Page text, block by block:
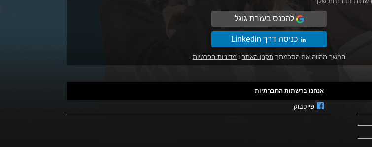
להכנס בעזרת גוגל
כניסה דרך Linkedin
המשך מהווה את הסכמתך תקנון האתר ו מדיניות הפרטיות
אנחנו ברשתות החברתיות
פייסבוק